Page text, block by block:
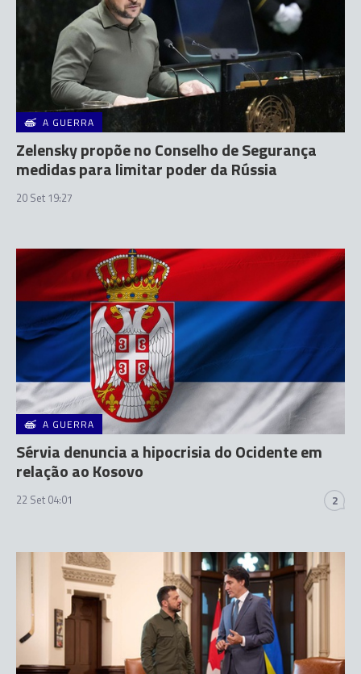
A GUERRA
Zelensky propõe no Conselho de Segurança
medidas para limitar poder da Rússia
20 Set 19:27
A GUERRA
Sérvia denuncia a hipocrisia do Ocidente em
relação ao Kosovo
22 Set 04:01 2